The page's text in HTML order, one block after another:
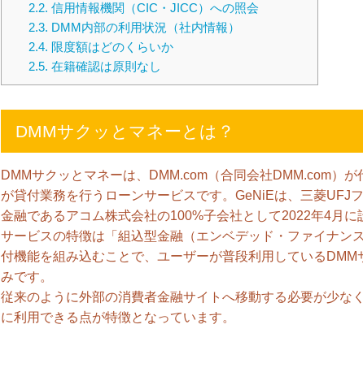
2.2. 信用情報機関（CIC・JICC）への照会
2.3. DMM内部の利用状況（社内情報）
2.4. 限度額はどのくらいか
2.5. 在籍確認は原則なし
DMMサクッとマネーとは？
DMMサクッとマネーは、DMM.com（合同会社DMM.com）
が貸付業務を行うローンサービスです。GeNiEは、三菱UFJ
金融であるアコム株式会社の100%子会社として2022年4月に
サービスの特徴は「組込型金融（エンベデッド・ファイナン
付機能を組み込むことで、ユーザーが普段利用している
みです。
従来のように外部の消費者金融サイトへ移動する必要が少な
に利用できる点が特徴となっています。